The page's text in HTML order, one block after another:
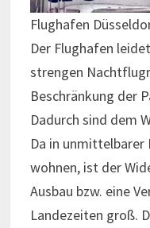
Flughafen
Der Flughafen
strengen
Beschränkung der
Dadurch sind dem
Da in unmittelbarer
wohnen, ist der
Ausbau bzw. eine
Landezeiten groß.